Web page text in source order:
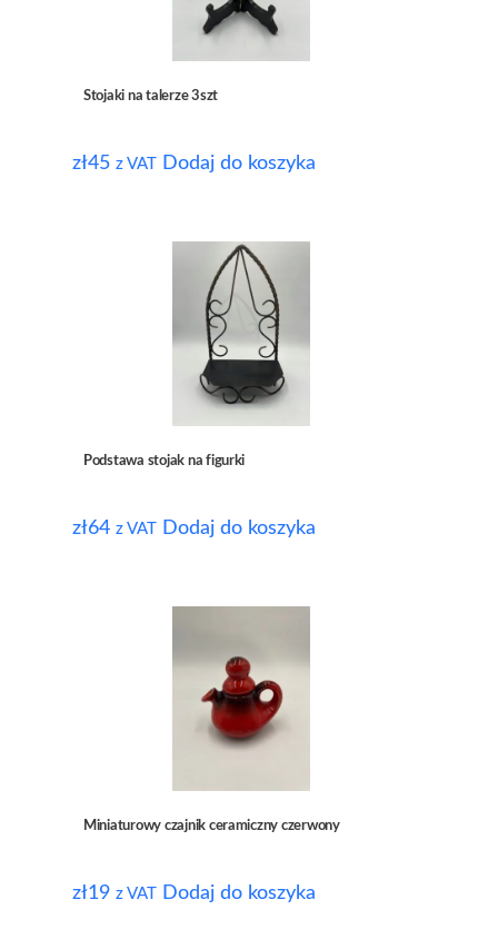
Stojaki na talerze 3szt
zł45 z VAT Dodaj do koszyka
Podstawa stojak na figurki
zł64 z VAT Dodaj do koszyka
Miniaturowy czajnik ceramiczny czerwony
zł19 z VAT Dodaj do koszyka